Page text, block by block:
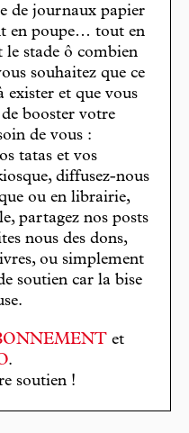
de journaux papier
en poupe… tout en
le stade ô combien
souhaitez que ce
exister et que vous
de booster votre
de vous :
tatas et vos
diffusez-nous
ou en librairie,
partagez nos posts
nous des dons,
ou simplement
soutien car la bise
et
.
soutien !